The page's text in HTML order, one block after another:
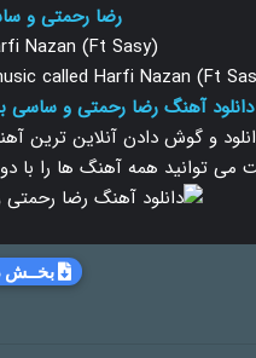
رضا رحمتی و
Nazan (Ft Sasy)
called Harfi Nazan (Ft
دانلود آهنگ رضا رحمتی و ساسی
و گوش دادن آنلاین ترین
توانید همه آهنگ ها را با دو کیفیت
بخــش